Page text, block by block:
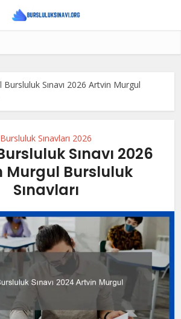
Bursluluk Sınavı 2026 Artvin Murgul
Bursluluk Sınavları 2026
Sınavı 2026
Murgul Bursluluk
Sınavları